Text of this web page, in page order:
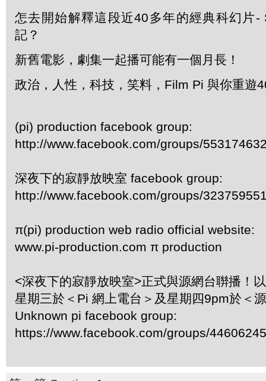
怎去開始解釋這段近40多年的經典科幻片-
記？
新舊電影，劇集一起播可能有一個月長！
政治，人性，科技，笑料，Film Pi 與你重遊
(pi) production facebook group:
http://www.facebook.com/groups/
深夜下的寂靜放映室 facebook group:
http://www.facebook.com/groups/
π(pi) production web radio official website:
www.pi-production.com π production
<深夜下的寂靜放映室>正式與源網台聨播！
星期三於＜Pi 網上電台＞及星期四9pm於＜
Unknown pi facebook group:
https://www.facebook.com/groups/